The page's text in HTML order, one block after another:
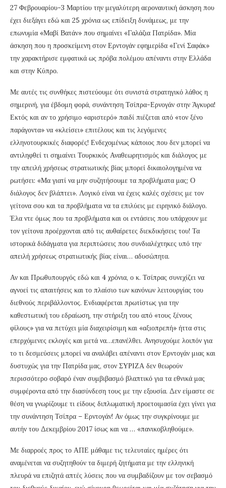
27 Φεβρουαρίου-3 Μαρτίου την μεγαλύτερη αεροναυτική άσκηση που
έχει διεξάγει εδώ και 25 χρόνια ως επίδειξη δυνάμεως, με την
επωνυμία «Μαβί Βατάν» που σημαίνει «Γαλάζια Πατρίδα». Μία
άσκηση που η προσκείμενη στον Ερντογάν εφημερίδα «Γενί Σαφάκ»
την χαρακτήρισε εμφατικά ως πρόβα πολέμου απέναντι στην Ελλάδα
και στην Κύπρο.
Με αυτές τις συνθήκες πιστεύουμε ότι συνιστά στρατηγικό λάθος η
σημερινή, για έβδομη φορά, συνάντηση Τσίπρα-Ερνογάν στην Άγκυρα!
Εκτός και αν το χρήσιμο «αριστερό» παιδί πιέζεται από «τον ξένο
παράγοντα» να «κλείσει» επιτέλους και τις λεγόμενες
ελληνοτουρκικές διαφορές! Ενδεχομένως κάποιος που δεν μπορεί να
αντιληφθεί τι σημαίνει Τουρκικός Αναθεωρητισμός και διάλογος με
την απειλή χρήσεως στρατιωτικής βίας μπορεί δικαιολογημένα να
ρωτήσει: «Μα γιατί να μην συζητήσουμε τα προβλήματα μας; Ο
διάλογος δεν βλάπτει». Λογικό είναι να έχεις καλές σχέσεις με τον
γείτονα σου και τα προβλήματα να τα επιλύεις με ειρηνικό διάλογο.
Έλα ντε όμως που τα προβλήματα και οι εντάσεις που υπάρχουν με
τον γείτονα προέρχονται από τις αυθαίρετες διεκδικήσεις του! Τα
ιστορικά διδάγματα για περιπτώσεις που συνδιαλέχτηκες υπό την
απειλή χρήσεως στρατιωτικής βίας είναι… αδυσώπητα.
Αν και Πρωθυπουργός εδώ και 4 χρόνια, ο κ. Τσίπρας συνεχίζει να
αγνοεί τις απαιτήσεις και το πλαίσιο των κανόνων λειτουργίας του
διεθνούς περιβάλλοντος. Ενδιαφέρεται πρωτίστως για την
καθεστωτική του εδραίωση, την στήριξη του από «τους ξένους
φίλους» για να πετύχει μία διαχειρίσιμη και «αξιοπρεπή» ήττα στις
επερχόμενες εκλογές και μετά να…επανέλθει. Ανησυχούμε λοιπόν για
το τι δεσμεύσεις μπορεί να αναλάβει απέναντι στον Ερντογάν μιας και
δυστυχώς για την Πατρίδα μας, στον ΣΥΡΙΖΑ δεν θεωρούν
περισσότερο σοβαρό έναν συμβιβασμό βλαπτικό για τα εθνικά μας
συμφέροντα από την διασύνδεση τους με την εξουσία. Δεν είμαστε σε
θέση να γνωρίζουμε τι είδους διπλωματική προετοιμασία έχει γίνει για
την συνάντηση Τσίπρα – Ερντογάν! Αν όμως την συγκρίνουμε με
αυτήν του Δεκεμβρίου 2017 ίσως και να … «πανικοβληθούμε».
Με διαρροές προς το ΑΠΕ μάθαμε τις τελευταίες ημέρες ότι
αναμένεται να συζητηθούν τα διμερή ζητήματα με την ελληνική
πλευρά να επιζητά απτές λύσεις που να συμβαδίζουν με τον σεβασμό